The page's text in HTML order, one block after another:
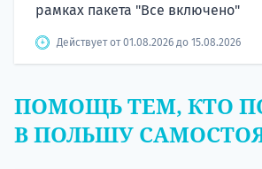
рамках пакета "Все включено"
Действует от 01.08.2026 до 15.08.2026
ПОМОЩЬ ТЕМ, КТО
В ПОЛЬШУ